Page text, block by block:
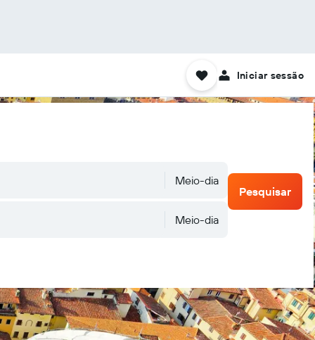
Iniciar sessão
Meio-dia
Meio-dia
Pesquisar